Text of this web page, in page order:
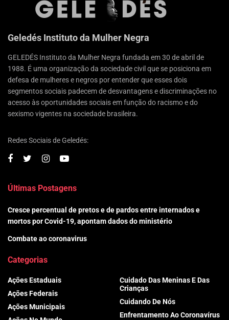
Geledés Instituto da Mulher Negra
GELEDÉS Instituto da Mulher Negra fundada em 30 de abril de
1988. É uma organização da sociedade civil que se posiciona em
defesa de mulheres e negros por entender que esses dois
segmentos sociais padecem de desvantagens e discriminações no
acesso às oportunidades sociais em função do racismo e do
sexismo vigentes na sociedade brasileira.
Redes Sociais de Geledés:
Últimas Postagens
Cresce percentual de pretos e de pardos entre internados e
mortos por Covid-19, apontam dados do ministério
Combate ao coronavirus
Categorias
Ações Estaduais
Ações Federais
Ações Municipais
Cuidado Das Meninas E Das
Crianças
Cuidando De Nós
Enfrentamento Ao Coronavírus